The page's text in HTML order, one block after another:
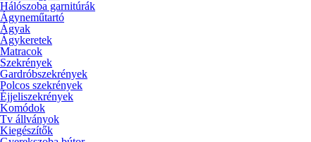
Hálószoba garnitúrák
Ágyneműtartó
Ágyak
Ágykeretek
Matracok
Szekrények
Gardróbszekrények
Polcos szekrények
Éjjeliszekrények
Komódok
Tv állványok
Kiegészítők